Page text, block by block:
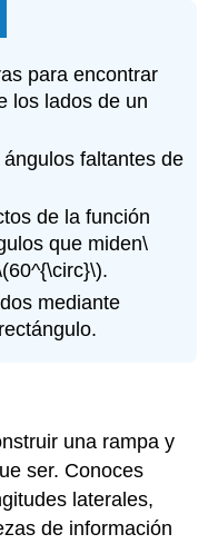
para encontrar
los lados de un
faltantes de
de la función
que miden\
.
mediante
una rampa y
ser. Conoces
laterales,
de información